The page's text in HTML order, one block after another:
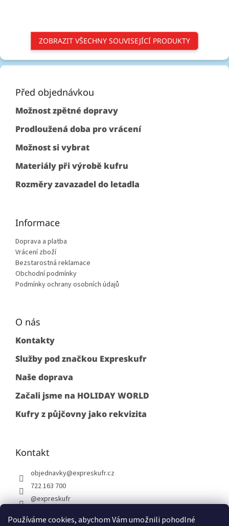
Používáme cookies, abychom Vám umožnili pohodlné
ZOBRAZIT VŠECHNY SOUVISEJÍCÍ PRODUKTY
Z
Před objednávkou
Možnost zpětné dopravy
Prodloužená doba pro vrácení
Možnost si vybrat
Materiály při výrobě kufru
Rozměry zavazadel do letadla
Informace
Doprava a platba
Vrácení zboží
Bezstarostná reklamace
Obchodní podmínky
Podmínky ochrany osobních údajů
O nás
Kontakty
Služby pod značkou Expreskufr
Naše doprava
Začali jsme na HOLIDAY WORLD
Kufry z půjčovny jako rekvizita
Kontakt
objednavky@expreskufr.cz
722 163 700
@expreskufr